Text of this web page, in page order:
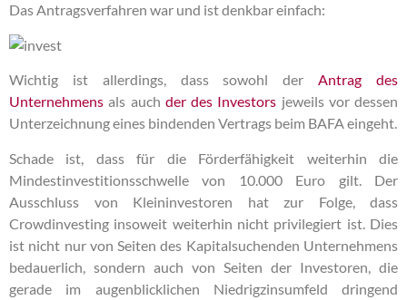
Das Antragsverfahren war und ist denkbar einfach:
Wichtig ist allerdings, dass sowohl derAntrag des
Unternehmens als auch der des Investors jeweils vor dessen
Unterzeichnung eines bindenden Vertrags beim BAFA eingeht.
Schade ist, dass für die Förderfähigkeit weiterhin die
Mindestinvestitionsschwelle von 10.000 Euro gilt. Der
Ausschluss von Kleininvestoren hat zur Folge, dass
Crowdinvesting insoweit weiterhin nicht privilegiert ist. Dies
ist nicht nur von Seiten des Kapitalsuchenden Unternehmens
bedauerlich, sondern auch von Seiten der Investoren, die
gerade im augenblicklichen Niedrigzinsumfeld dringend